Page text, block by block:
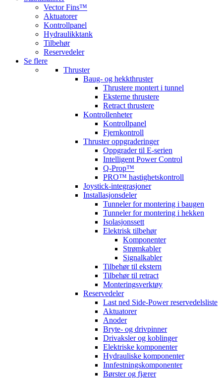
Vector Fins™
Aktuatorer
Kontrollpanel
Hydraulikktank
Tilbehør
Reservedeler
Se flere
Thruster
Baug- og hekkthruster
Thrustere montert i tunnel
Eksterne thrustere
Retract thrustere
Kontrollenheter
Kontrollpanel
Fjernkontroll
Thruster oppgraderinger
Oppgrader til E-serien
Intelligent Power Control
Q-Prop™
PRO™ hastighetskontroll
Joystick-integrasjoner
Installasjonsdeler
Tunneler for montering i baugen
Tunneler for montering i hekken
Isolasjonssett
Elektrisk tilbehør
Komponenter
Strømkabler
Signalkabler
Tilbehør til ekstern
Tilbehør til retract
Monteringsverktøy
Reservedeler
Last ned Side-Power reservedelsliste
Aktuatorer
Anoder
Bryte- og drivpinner
Drivaksler og koblinger
Elektriske komponenter
Hydrauliske komponenter
Innfestningskomponenter
Børster og fjærer